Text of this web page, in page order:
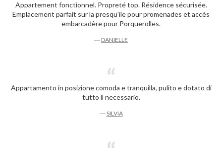
Appartement fonctionnel. Propreté top. Résidence sécurisée.
Emplacement parfait sur la presqu’ile pour promenades et accès
embarcadère pour Porquerolles.
― DANIELLE
Appartamento in posizione comoda e tranquilla, pulito e dotato di
tutto il necessario.
―SILVIA